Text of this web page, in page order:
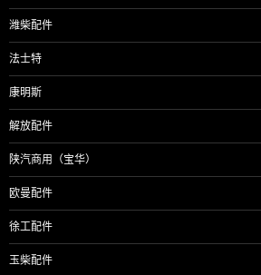
潍柴配件
法士特
康明斯
解放配件
陕汽商用（宝华）
欧曼配件
徐工配件
玉柴配件